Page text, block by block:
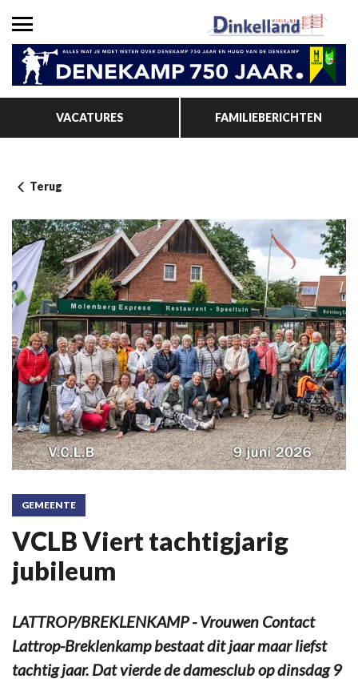
VACATURES FAMILIEBERICHTEN
Terug
GEMEENTE
VCLB Viert tachtigjarig
jubileum
LATTROP/BREKLENKAMP - Vrouwen Contact
Lattrop-Breklenkamp bestaat dit jaar maar liefst
tachtig jaar. Dat vierde de damesclub op dinsdag 9